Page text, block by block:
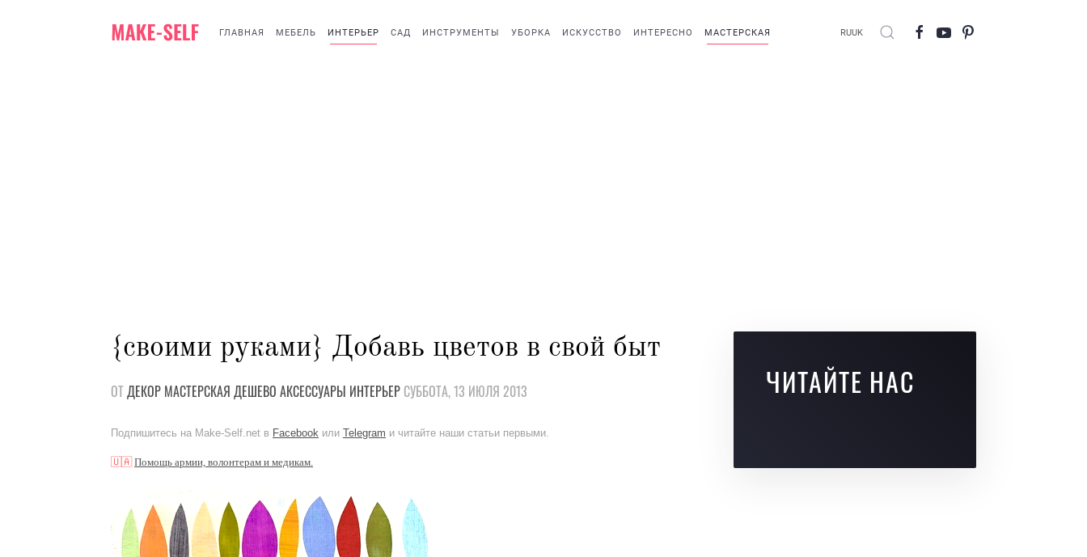
ГЛАВНАЯ МЕБЕЛЬ ИНТЕРЬЕР САД ИНСТРУМЕНТЫ УБОРКА ИСКУССТВО ИНТЕРЕСНО МАСТЕРСКАЯ RUUK
{своими руками} Добавь цветов в свой быт
ОТДЕКОР МАСТЕРСКАЯ ДЕШЕВО АКСЕССУАРЫ ИНТЕРЬЕР СУББОТА, 13 ИЮЛЯ 2013
Подпишитесь на Make-Self.net в Facebook или Telegram и читайте наши статьи первыми.
🇺🇦Помощь армии, волонтерам и медикам.
ЧИТАЙТЕ НАС